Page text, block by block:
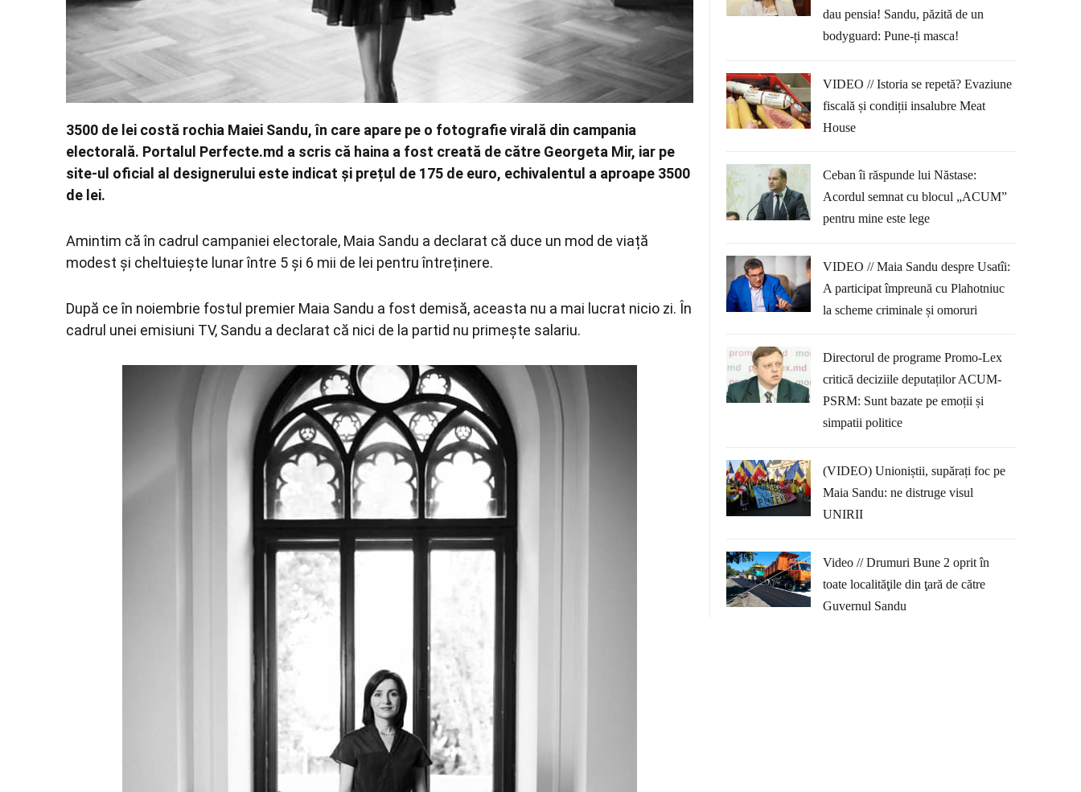
3500 de lei costă rochia Maiei Sandu, în care apare pe o fotografie virală din campania
electorală. Portalul Perfecte.md a scris că haina a fost creată de către Georgeta Mir, iar pe
site-ul oficial al designerului este indicat și prețul de 175 de euro, echivalentul a aproape 3500
de lei.
Amintim că în cadrul campaniei electorale, Maia Sandu a declarat că duce un mod de viață
modest și cheltuiește lunar între 5 și 6 mii de lei pentru întreținere.
După ce în noiembrie fostul premier Maia Sandu a fost demisă, aceasta nu a mai lucrat nicio zi. În
cadrul unei emisiuni TV, Sandu a declarat că nici de la partid nu primește salariu.
dau pensia! Sandu, păzită de un
bodyguard: Pune-ți masca!
VIDEO // Istoria se repetă? Evaziune
fiscală și condiții insalubre Meat
House
Ceban îi răspunde lui Năstase:
Acordul semnat cu blocul „ACUM”
pentru mine este lege
VIDEO // Maia Sandu despre Usatîi:
A participat împreună cu Plahotniuc
la scheme criminale și omoruri
Directorul de programe Promo-Lex
critică deciziile deputaților ACUM-
PSRM: Sunt bazate pe emoții și
simpatii politice
(VIDEO) Unioniștii, supărați foc pe
Maia Sandu: ne distruge visul
UNIRII
Video // Drumuri Bune 2 oprit în
toate localităţile din ţară de către
Guvernul Sandu